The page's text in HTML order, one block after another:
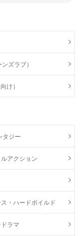
ズラブ）
け）
タジー
アクション
・ハードボイルド
ラマ